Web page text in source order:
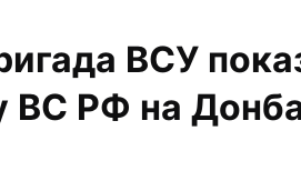
ВСУ
ВС РФ на